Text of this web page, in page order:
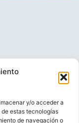
y/o acceder a
estas tecnologías
de navegación o